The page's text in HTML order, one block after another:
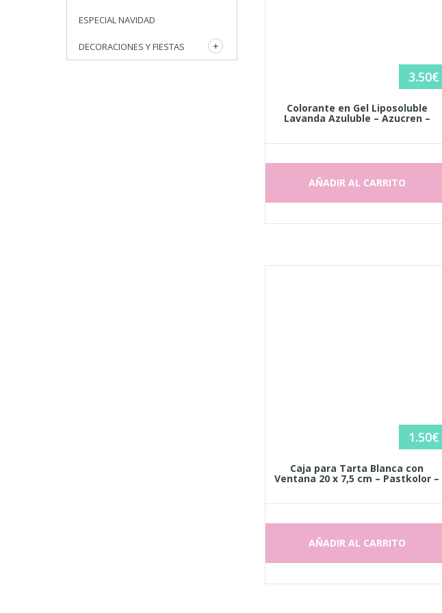
ESPECIAL NAVIDAD
DECORACIONES Y FIESTAS
3.50€
Colorante en Gel Liposoluble
Lavanda Azuluble – Azucren –
AÑADIR AL CARRITO
1.50€
Caja para Tarta Blanca con
Ventana 20 x 7,5 cm – Pastkolor –
AÑADIR AL CARRITO